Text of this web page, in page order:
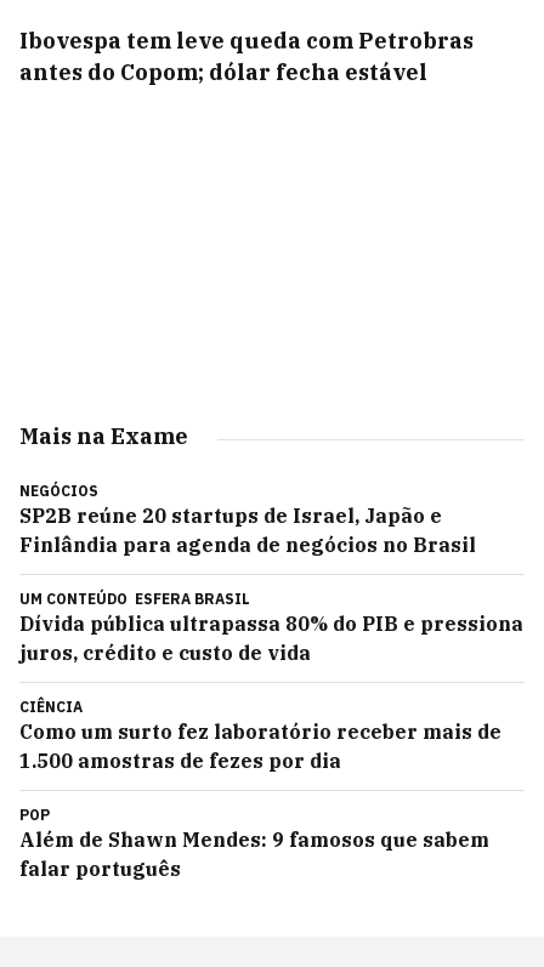
Ibovespa tem leve queda com Petrobras
antes do Copom; dólar fecha estável
Mais na Exame
NEGÓCIOS
SP2B reúne 20 startups de Israel, Japão e
Finlândia para agenda de negócios no Brasil
UM CONTEÚDO ESFERA BRASIL
Dívida pública ultrapassa 80% do PIB e pressiona
juros, crédito e custo de vida
CIÊNCIA
Como um surto fez laboratório receber mais de
1.500 amostras de fezes por dia
POP
Além de Shawn Mendes: 9 famosos que sabem
falar português